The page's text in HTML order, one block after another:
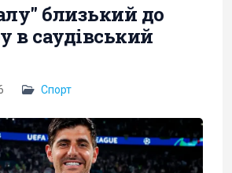
близький до
в саудівський
Спорт